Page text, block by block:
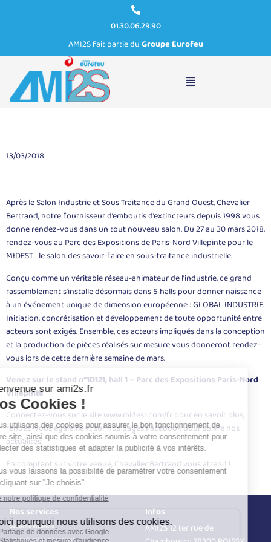
01.30.06.29.90
AMI2S fait partie duGroupe Eurofeu
13/03/2018
Après le Salon Industrie et Sous Traitance du Grand Ouest, Chevalier
Bertrand, notre fournisseur d’emboutis d’extincteurs depuis 1998 vous
donne rendez-vous dans un tout nouveau salon. Du 27 au 30 mars 2018,
rendez-vous au Parc des Expositions de Paris-Nord Villepinte pour le
MIDEST : le salon des savoir-faire en sous-traitance industrielle.
Conçu comme un véritable réseau-animateur de l’industrie, ce grand
rassemblement s’installe désormais dans 5 halls pour donner naissance
à un événement unique de dimension européenne : GLOBAL INDUSTRIE.
Initiation, concrétisation et développement de toute opportunité entre
acteurs sont exigés. Ensemble, ces acteurs impliqués dans la conception
et la production de pièces réalisés sur mesure vous donneront rendez-
vous lors de cette dernière semaine de mars.
Venez sur le stand n°1D121, hall 1 – Parc des Expositions Paris-Nord
Villepinte
Connectez-vous sur le sitewww.midest.com/frpour en savoir plus,
rendez-vous également sur nos pages Facebook pour suivre nos
actualités.
En comptant sur votre venue, Chevalier Bertrand vous attend !
Nos services
Sécurité incendie
Désenfumage mécanique
Infos
AMI2S 12 ter rue de